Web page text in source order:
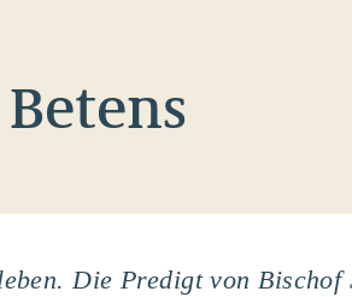
Die Predigt von Bischof